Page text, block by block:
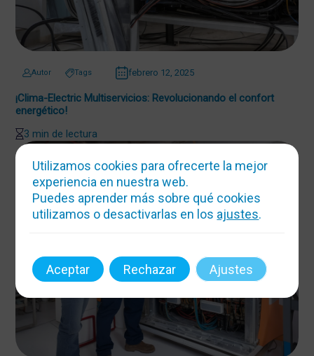
Autor Tags febrero 12, 2025
¡Clima-Electric Multiservicios: Revolucionando el confort
energético!
3 min de lectura
Utilizamos cookies para ofrecerte la mejor
experiencia en nuestra web.
Puedes aprender más sobre qué cookies
utilizamos o desactivarlas en los ajustes.
Aceptar Rechazar Ajustes